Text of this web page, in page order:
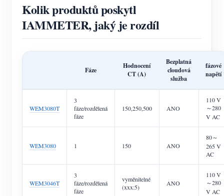
Kolik produktů poskytl
IAMMETER, jaký je rozdíl
Fáze
Hodnocení
CT (A)
Bezplatná
cloudová
služba
fázové
napětí
WEM3080T
3
fáze/rozdělená
fáze
150,250,500 ANO
110 V
～280
V AC
WEM3080 1 150 ANO
80～
265 V
AC
WEM3046T
3
fáze/rozdělená
fáze
vyměnitelné
(xxx:5)
ANO
110 V
～280
V AC